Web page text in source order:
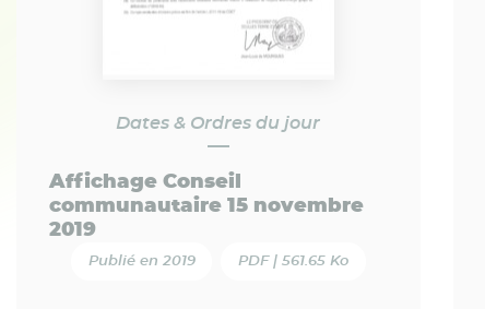
Dates & Ordres du jour
Affichage Conseil
communautaire 15 novembre
2019
Publié en 2019 PDF | 561.65 Ko